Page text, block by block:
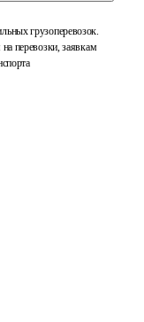
грузоперевозок.
на перевозки, заявкам